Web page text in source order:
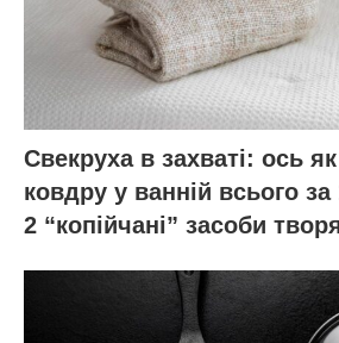
Свекруха в захваті: ось
ковдру у ванній всього
2 “копійчані” засоби